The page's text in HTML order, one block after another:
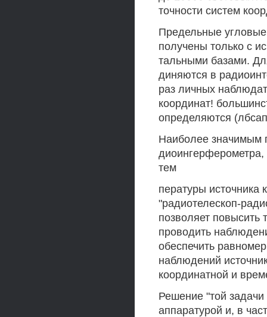
точности систем
Предельные
получены только с
тальными базами.
диняются в
раз личных
координат!
определяются
Наиболее значимым
тем
пературы источника
"радиотелескоп-
позволяет повысить
проводить
обеспечить
наблюдений
координатной и
Решение "той
аппаратурой и, в